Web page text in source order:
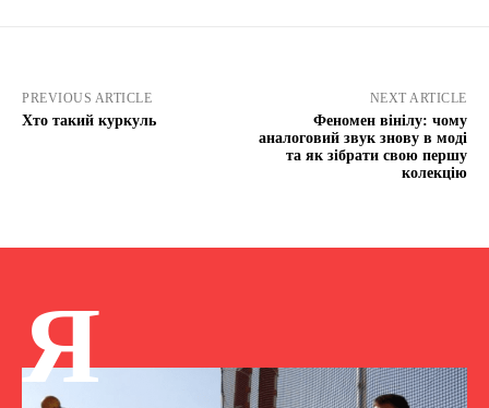
PREVIOUS ARTICLE
Хто такий куркуль
NEXT ARTICLE
Феномен вінілу: чому
аналоговий звук знову в моді
та як зібрати свою першу
колекцію
Я